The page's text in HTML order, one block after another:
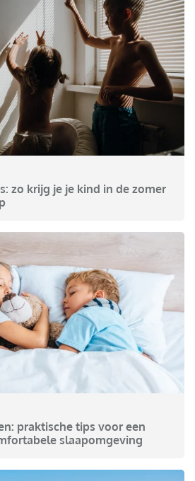
zo krijg je je kind in de zomer
praktische tips voor een
slaapomgeving